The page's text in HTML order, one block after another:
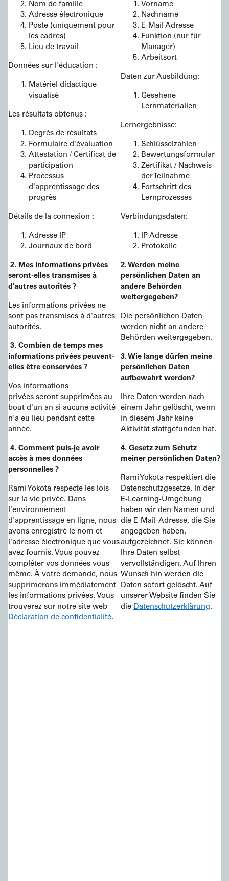
Nom de famille
Adresse électronique
Poste (uniquement pour
les cadres)
Lieu de travail
Données sur l'éducation :
Matériel didactique
visualisé
Les résultats obtenus :
Degrés de résultats
Formulaire d'évaluation
Attestation / Certificat de
participation
Processus
d'apprentissage des
progrès
Détails de la connexion :
Adresse IP
Journaux de bord
2. Mes informations privées
seront-elles transmises à
d'autres autorités ?
Les informations privées ne
sont pas transmises à d'autres
autorités.
3. Combien de temps mes
informations privées peuvent-
elles être conservées ?
Vos informations
privées seront supprimées au
bout d'un an si aucune activité
n'a eu lieu pendant cette
année.
4. Comment puis-je avoir
accès à mes données
personnelles ?
Rami Yokota respecte les lois
sur la vie privée. Dans
l'environnement
d'apprentissage en ligne, nous
avons enregistré le nom et
l'adresse électronique que vous
avez fournis. Vous pouvez
compléter vos données vous-
même. À votre demande, nous
supprimerons immédiatement
les informations privées. Vous
trouverez sur notre site web
Déclaration de confidentialité.
Vorname
Nachname
E-Mail Adresse
Funktion (nur für
Manager)
Arbeitsort
Daten zur Ausbildung:
Gesehene
Lernmaterialien
Lernergebnisse:
Schlüsselzahlen
Bewertungsformular
Zertifikat / Nachweis
der Teilnahme
Fortschritt des
Lernprozesses
Verbindungsdaten:
IP-Adresse
Protokolle
2. Werden meine
persönlichen Daten an
andere Behörden
weitergegeben?
Die persönlichen Daten
werden nicht an andere
Behörden weitergegeben.
3. Wie lange dürfen meine
persönlichen Daten
aufbewahrt werden?
Ihre Daten werden nach
einem Jahr gelöscht, wenn
in diesem Jahr keine
Aktivität stattgefunden hat.
4. Gesetz zum Schutz
meiner persönlichen Daten?
Rami Yokota respektiert die
Datenschutzgesetze. In der
E-Learning-Umgebung
haben wir den Namen und
die E-Mail-Adresse, die Sie
angegeben haben,
aufgezeichnet. Sie können
Ihre Daten selbst
vervollständigen. Auf Ihren
Wunsch hin werden die
Daten sofort gelöscht. Auf
unserer Website finden Sie
die Datenschutzerklärung.